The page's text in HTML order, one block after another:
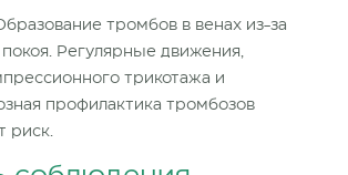
тромбов в венах из-за
покоя. Регулярные движения,
трикотажа и
профилактика тромбозов
риск.